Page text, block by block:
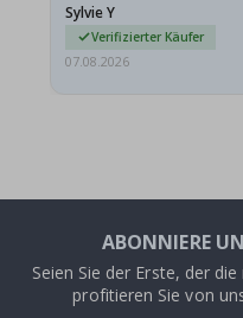
sie…
Sylvie Y
Verifizierter Käufer
07.08.2026
ABONNIERE
Seien Sie der Erste, der
profitieren Sie von